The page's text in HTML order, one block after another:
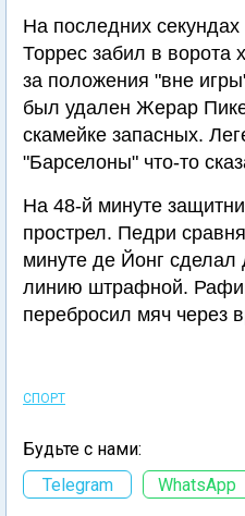
На последних
Торрес забил в ворота
за положения "вне
был удален Жерар
скамейке запасных.
"Барселоны" что-то
На 48-й минуте
прострел. Педри
минуте де Йонг
линию штрафной.
перебросил мяч через
СПОРТ
Будьте с нами:
Telegram
WhatsApp